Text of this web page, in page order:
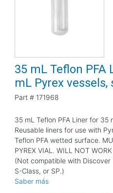
35 mL Teflon PFA
mL Pyrex vessels,
Part # 171968
35 mL Teflon PFA Liner for 35
Reusable liners for use with
Teflon PFA wetted surface.
PYREX VIAL. WILL NOT
(Not compatible with Discover
S-Class, or SP.)
Saber más